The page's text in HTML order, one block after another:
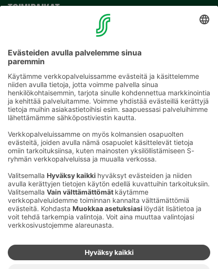
TOIMIPAIKAT
Sähköpostiosoitteet S-ryhmässä ovat muotoa
etunimi.sukunimi@sok.fi
Seuraa meitä:
Muuta evästeasetuksia